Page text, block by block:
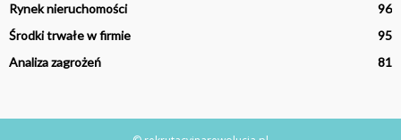
Rynek nieruchomości
96
Środki trwałe w firmie
95
Analiza zagrożeń
81